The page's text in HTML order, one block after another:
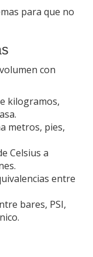
para que no
con
kilogramos,
metros, pies,
Celsius a
entre
bares, PSI,